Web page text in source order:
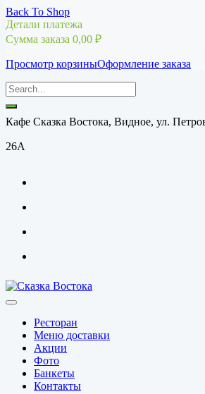
Back To Shop
Детали платежа
Сумма заказа 0,00 ₽
Просмотр корзиныОформление заказа
Кафе Сказка Востока, Видное, ул.
26А
Ресторан
Меню доставки
Акции
Фото
Банкеты
Контакты